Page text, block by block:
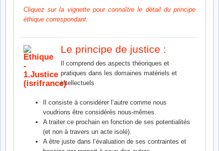
Cliquez sur la vignette pour connaître le détail du principe
éthique correspondant.
Le principe de justice :
Il comprend des aspects théoriques et
pratiques dans les domaines matériels et
intellectuels
Il consiste à considérer l’autre comme nous
voudrions être considérés nous-mêmes.
A traiter ce prochain en fonction de ses potentialités
(et non à travers un acte isolé).
A être juste dans l’évaluation de ses contraintes et